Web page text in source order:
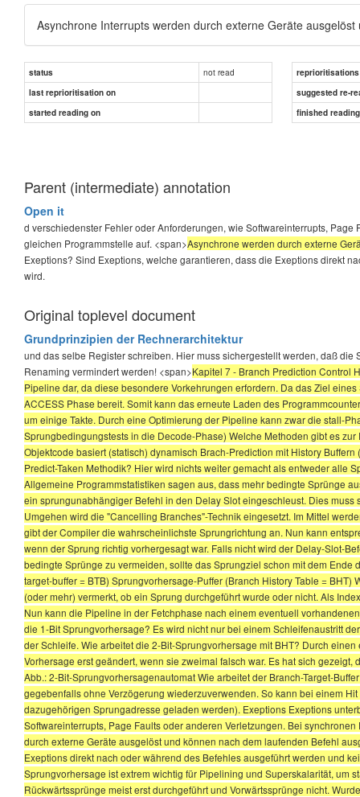
Asynchrone Interrupts werden durch externe Geräte
status not read
reprioritisations
last reprioritisation on
suggested re-
started reading on
finished
Parent (intermediate) annotation
Open it
d verschiedenster Fehler oder Anforderungen, wie Softwareinterrupts,
gleichen Programmstelle auf. <span>Asynchrone werden durch externe
Exeptions? Sind Exeptions, welche garantieren, dass die Exeptions direkt
wird.
Original toplevel document
Grundprinzipien der Rechnerarchitektur
und das selbe Register schreiben. Hier muss sichergestellt werden, daß
Renaming vermindert werden! <span>Kapitel 7 - Branch Prediction Control
Pipeline dar, da diese besondere Vorkehrungen erfordern. Da das Ziel
ACCESS Phase bereit. Somit kann das erneute Laden des
um einige Takte. Durch eine Optimierung der Pipeline kann zwar die stall-
Sprungbedingungstests in die Decode-Phase) Welche Methoden gibt es
Objektcode basiert (statisch) dynamisch Brach-Prediction mit History
Predict-Taken Methodik? Hier wird nichts weiter gemacht als entweder
Allgemeine Programmstatistiken sagen aus, dass mehr bedingte Sprünge
ein sprungunabhängiger Befehl in den Delay Slot eingeschleust. Dies
Umgehen wird die "Cancelling Branches"-Technik eingesetzt. Im Mittel
gibt der Compiler die wahrscheinlichste Sprungrichtung an. Nun kann
wenn der Sprung richtig vorhergesagt war. Falls nicht wird der Delay-Slot-
bedingte Sprünge zu vermeiden, sollte das Sprungziel schon mit dem
target-buffer = BTB) Sprungvorhersage-Puffer (Branch History Table =
(oder mehr) vermerkt, ob ein Sprung durchgeführt wurde oder nicht. Als
Nun kann die Pipeline in der Fetchphase nach einem eventuell
die 1-Bit Sprungvorhersage? Es wird nicht nur bei einem Schleifenaustritt
der Schleife. Wie arbeitet die 2-Bit-Sprungvorhersage mit BHT? Durch
Vorhersage erst geändert, wenn sie zweimal falsch war. Es hat sich
Abb.: 2-Bit-Sprungvorhersagenautomat Wie arbeitet der Branch-Target-
gegebenfalls ohne Verzögerung wiederzuverwenden. So kann bei einem
dazugehörigen Sprungadresse geladen werden). Exeptions Exeptions
Softwareinterrupts, Page Faults oder anderen Verletzungen. Bei
durch externe Geräte ausgelöst und können nach dem laufenden Befehl
Exeptions direkt nach oder während des Befehles ausgeführt werden und
Sprungvorhersage ist extrem wichtig für Pipelining und Superskalarität, um
Rückwärtssprünge meist erst durchgeführt und Vorwärtssprünge nicht.